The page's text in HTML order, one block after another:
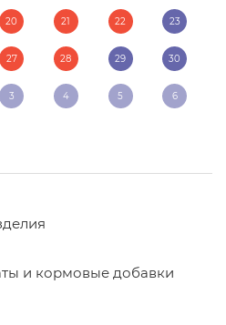
20 21 22 23
27 28 29 30
3 4 5 6
и кормовые добавки